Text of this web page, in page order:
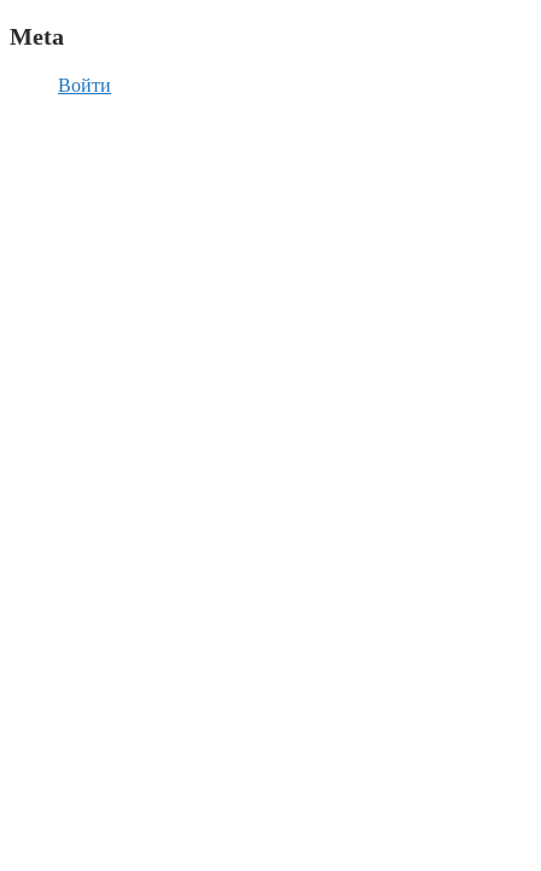
Meta
Войти